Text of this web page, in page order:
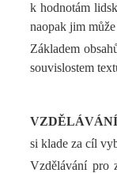
k hodnotám
naopak jim
Základem
souvislostem
si klade za cíl
Vzdělávání pro